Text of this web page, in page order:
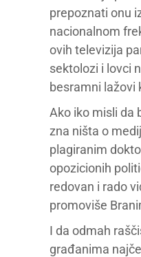
prepoznati onu
nacionalnom
ovih televizija
sektolozi i lovci
besramni lažovi
Ako iko misli da
zna ništa o
plagiranim
opozicionih
redovan i rado
promoviše
I da odmah
građanima